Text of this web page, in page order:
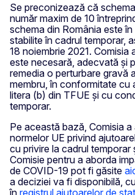
Se preconizează că
număr maxim de 10
schema din România este
stabilite în cadrul temporar,
18 noiembrie 2021.
este necesară, adecvată și
remedia o perturbare gravă
membru, în conformitate cu
litera (b) din TFUE și cu
temporar.
Pe această bază, Comisia
normelor UE privind
cu privire la cadrul temporar
Comisie pentru a aborda
de COVID-19 pot fi găsite
a deciziei va fi disponibilă,
în registrul ajutoarelor de stat